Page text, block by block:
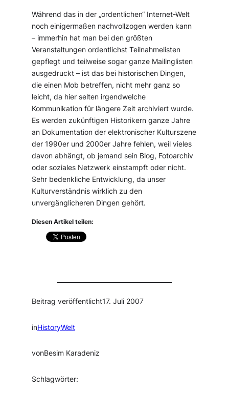
Während das in der „ordentlichen“ Internet-Welt
noch einigermaßen nachvollzogen werden kann
– immerhin hat man bei den größten
Veranstaltungen ordentlichst Teilnahmelisten
gepflegt und teilweise sogar ganze Mailinglisten
ausgedruckt – ist das bei historischen Dingen,
die einen Mob betreffen, nicht mehr ganz so
leicht, da hier selten irgendwelche
Kommunikation für längere Zeit archiviert wurde.
Es werden zukünftigen Historikern ganze Jahre
an Dokumentation der elektronischer Kulturszene
der 1990er und 2000er Jahre fehlen, weil vieles
davon abhängt, ob jemand sein Blog, Fotoarchiv
oder soziales Netzwerk einstampft oder nicht.
Sehr bedenkliche Entwicklung, da unser
Kulturverständnis wirklich zu den
unvergänglicheren Dingen gehört.
Diesen Artikel teilen:
Beitrag veröffentlicht17. Juli 2007
inHistoryWelt
vonBesim Karadeniz
Schlagwörter: